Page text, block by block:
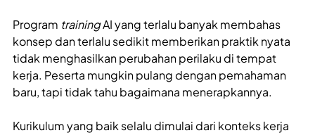
Program trainingAI yang terlalu banyak membahas
konsep dan terlalu sedikit memberikan praktik nyata
tidak menghasilkan perubahan perilaku di tempat
kerja. Peserta mungkin pulang dengan pemahaman
baru, tapi tidak tahu bagaimana menerapkannya.
Kurikulum yang baik selalu dimulai dari konteks kerja